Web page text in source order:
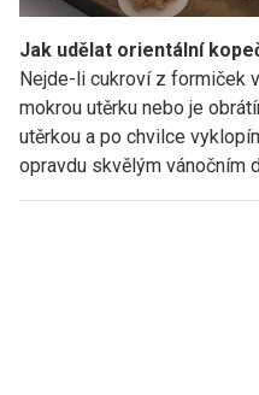
Jak udělat orientální
Nejde-li cukroví z formiček
mokrou utěrku nebo je
utěrkou a po chvilce
opravdu skvělým vánočním